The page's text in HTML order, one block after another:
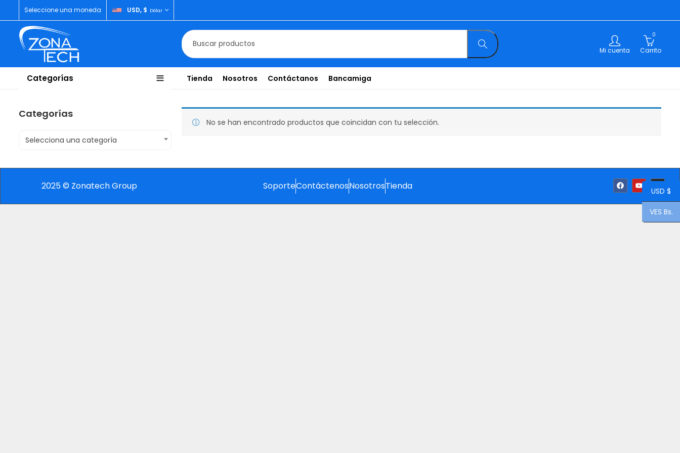
Seleccione una moneda USD, $ Dólar
Mi cuenta
0
Carrito
Categorías Tienda Nosotros Contáctanos Bancamiga
No se han encontrado productos que coincidan con tu selección.
Categorías
Selecciona una categoría
2025 © Zonatech Group SoporteContáctenosNosotrosTienda USD $
VES Bs.